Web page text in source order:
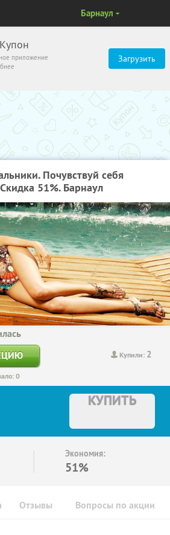
приложение
Загрузить
Барнаул
Почувствуй себя
51%. Барнаул
Купили: 2
0
КУПИТЬ
Экономия:
51%
Отзывы Вопросы по акции